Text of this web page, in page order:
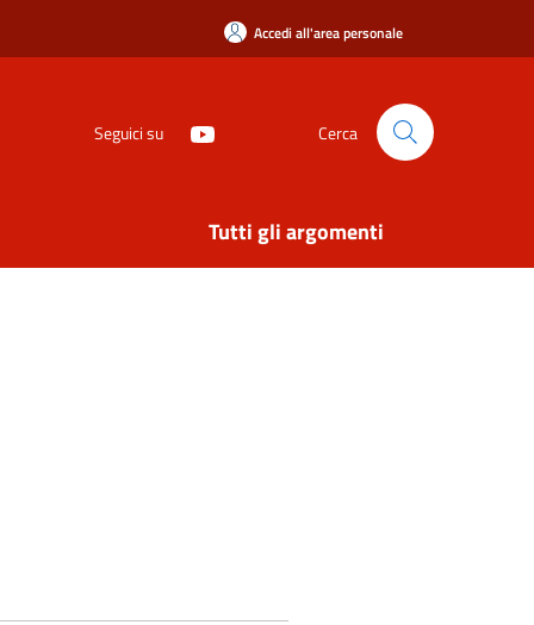
Accedi all'area personale
Seguici su Cerca
Tutti gli argomenti